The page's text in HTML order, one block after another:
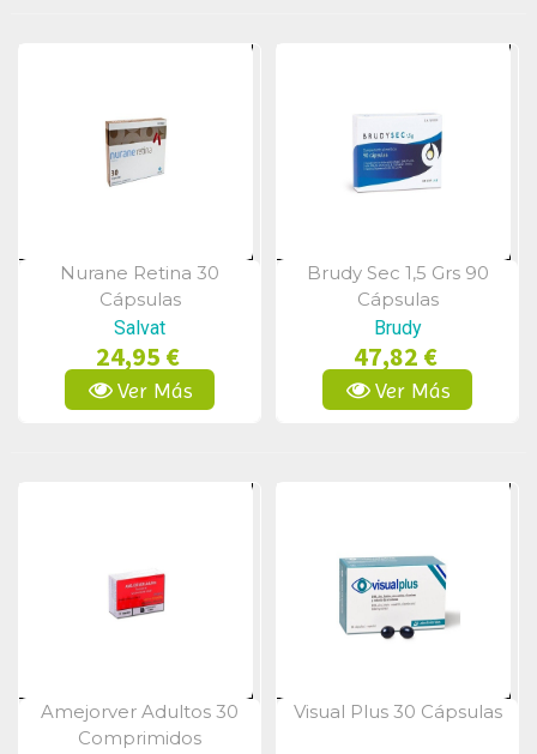
Vista Rápida
Nurane Retina 30
Cápsulas
Salvat
24,95 €
Ver Más
Vista Rápida
Brudy Sec 1,5 Grs 90
Cápsulas
Brudy
47,82 €
Ver Más
Vista Rápida
Amejorver Adultos 30
Comprimidos
Vista Rápida
Visual Plus 30 Cápsulas